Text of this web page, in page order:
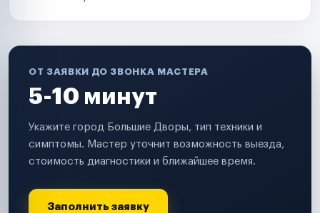
ОТ ЗАЯВКИ ДО ЗВОНКА МАСТЕРА
5-10 минут
Укажите город Большие Дворы, тип техники и
симптомы. Мастер уточнит возможность выезда,
стоимость диагностики и ближайшее время.
Заполнить заявку